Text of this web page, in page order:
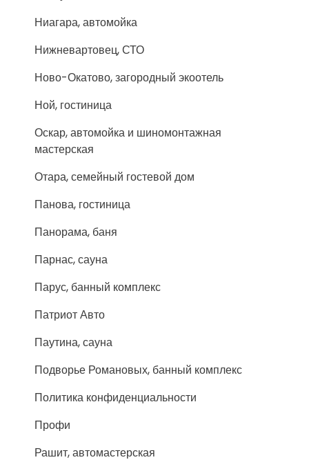
Ниагара, автомойка
Нижневартовец, СТО
Ново-Окатово, загородный экоотель
Ной, гостиница
Оскар, автомойка и шиномонтажная
мастерская
Отара, семейный гостевой дом
Панова, гостиница
Панорама, баня
Парнас, сауна
Парус, банный комплекс
Патриот Авто
Паутина, сауна
Подворье Романовых, банный комплекс
Политика конфиденциальности
Профи
Рашит, автомастерская